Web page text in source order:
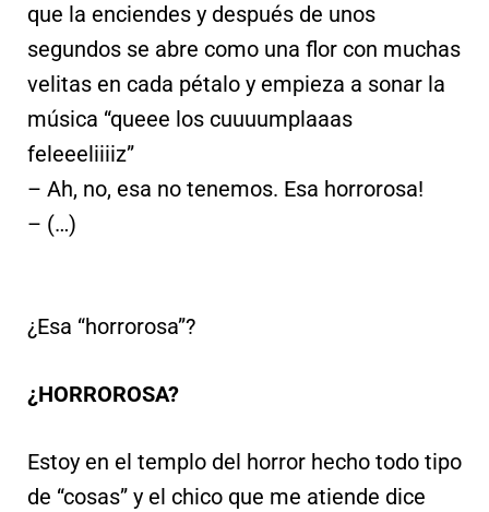
que la enciendes y después de unos
segundos se abre como una flor con muchas
velitas en cada pétalo y empieza a sonar la
música “queee los cuuuumplaaas
feleeeliiiiz”
– Ah, no, esa no tenemos. Esa horrorosa!
– (…)
¿Esa “horrorosa”?
¿HORROROSA?
Estoy en el templo del horror hecho todo tipo
de “cosas” y el chico que me atiende dice